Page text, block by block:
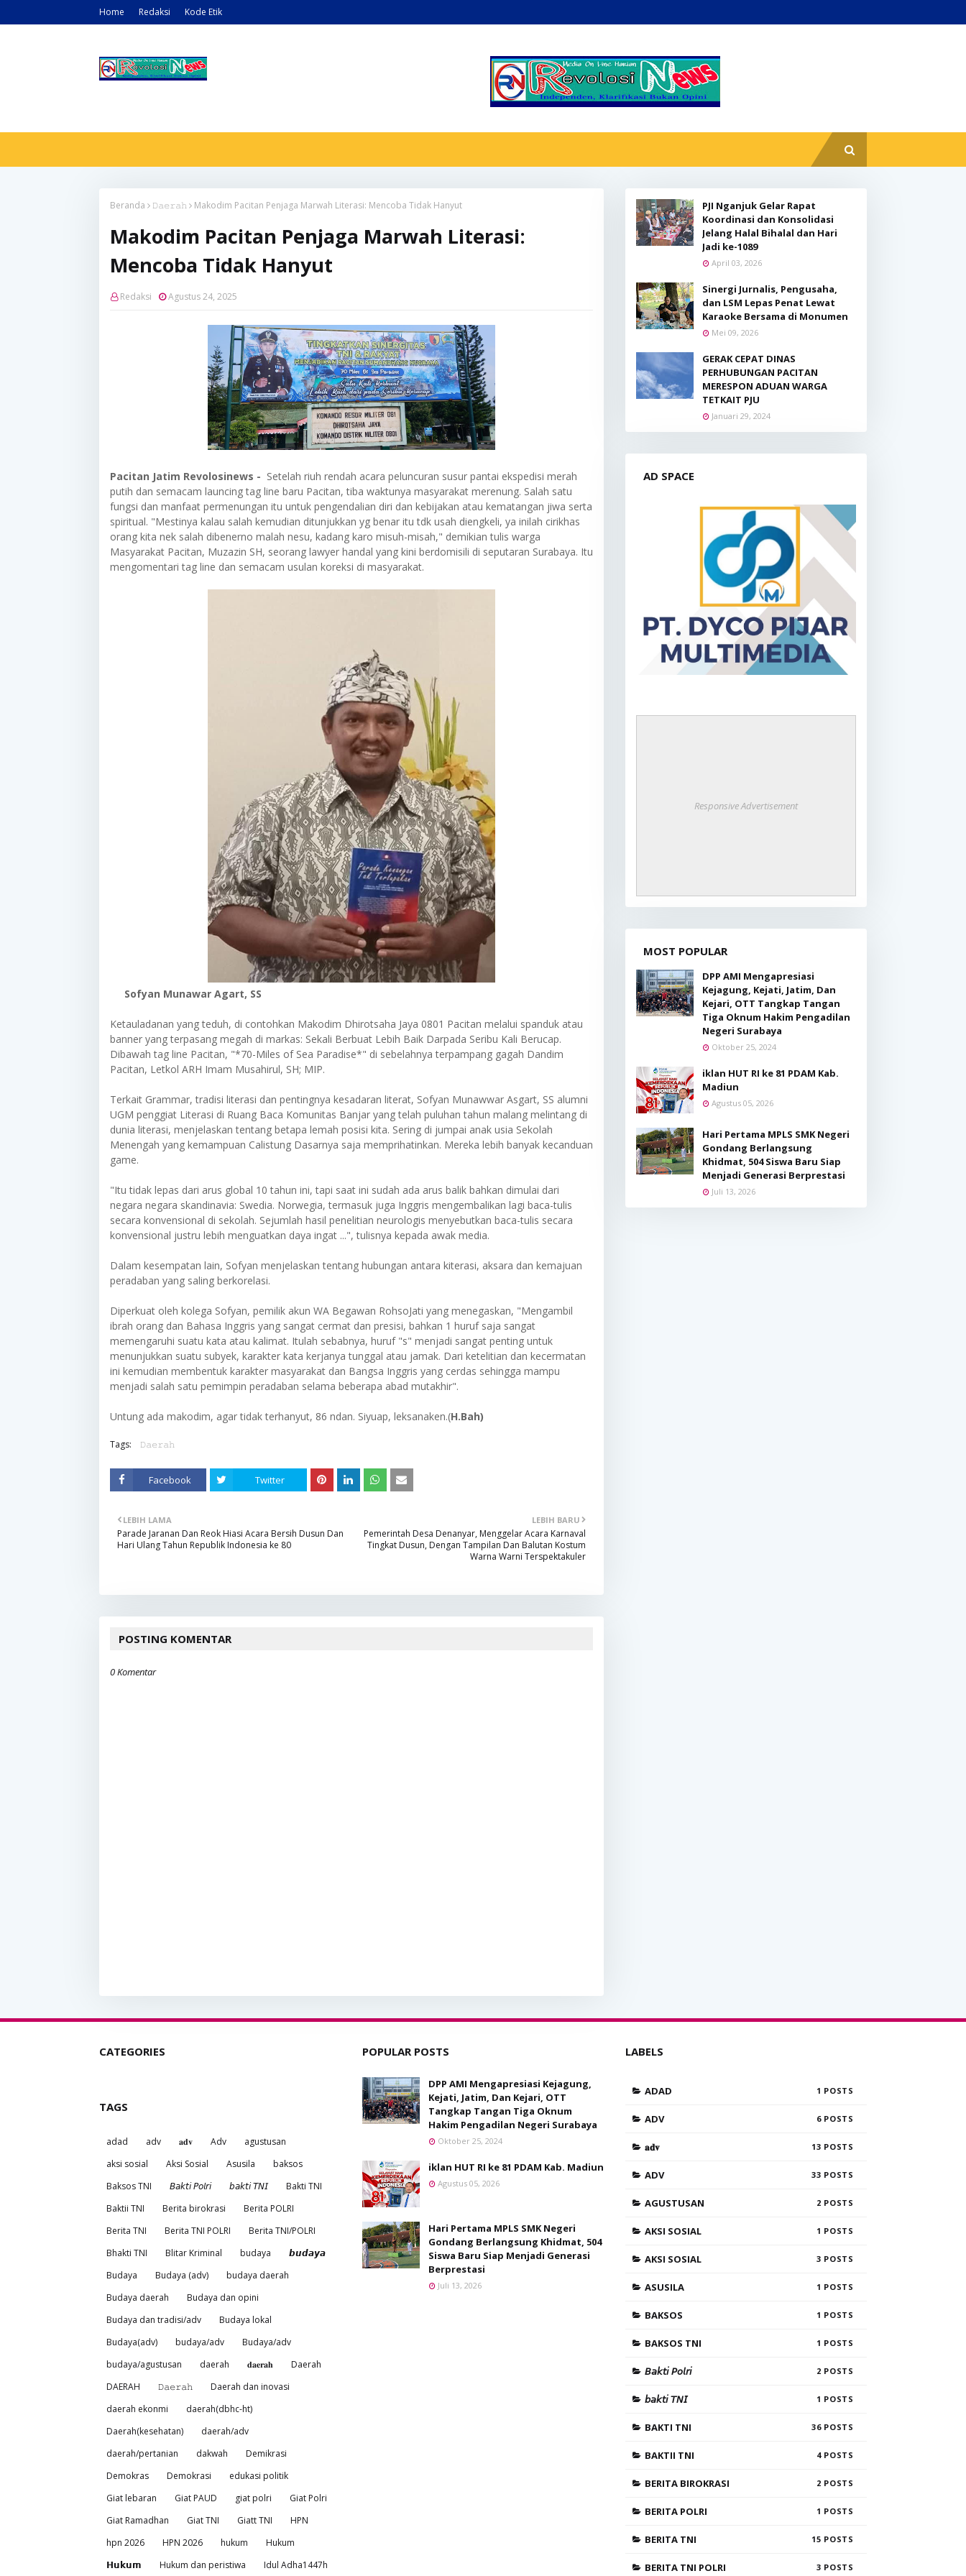
Home Redaksi Kode Etik
Beranda 𝙳𝚊𝚎𝚛𝚊𝚑 Makodim Pacitan Penjaga Marwah Literasi: Mencoba Tidak Hanyut
Makodim Pacitan Penjaga Marwah Literasi:
Mencoba Tidak Hanyut
Redaksi Agustus 24, 2025
Pacitan Jatim Revolosinews - Setelah riuh rendah acara peluncuran susur pantai ekspedisi merah
putih dan semacam launcing tag line baru Pacitan, tiba waktunya masyarakat merenung. Salah satu
fungsi dan manfaat permenungan itu untuk pengendalian diri dan kebijakan atau kematangan jiwa serta
spiritual. "Mestinya kalau salah kemudian ditunjukkan yg benar itu tdk usah diengkeli, ya inilah cirikhas
orang kita nek salah dibenerno malah nesu, kadang karo misuh-misah," demikian tulis warga
Masyarakat Pacitan, Muzazin SH, seorang lawyer handal yang kini berdomisili di seputaran Surabaya. Itu
mengomentari tag line dan semacam usulan koreksi di masyarakat.
Sofyan Munawar Agart, SS
Ketauladanan yang teduh, di contohkan Makodim Dhirotsaha Jaya 0801 Pacitan melalui spanduk atau
banner yang terpasang megah di markas: Sekali Berbuat Lebih Baik Darpada Seribu Kali Berucap.
Dibawah tag line Pacitan, "*70-Miles of Sea Paradise*" di sebelahnya terpampang gagah Dandim
Pacitan, Letkol ARH Imam Musahirul, SH; MIP.
Terkait Grammar, tradisi literasi dan pentingnya kesadaran literat, Sofyan Munawwar Asgart, SS alumni
UGM penggiat Literasi di Ruang Baca Komunitas Banjar yang telah puluhan tahun malang melintang di
dunia literasi, menjelaskan tentang betapa lemah posisi kita. Sering di jumpai anak usia Sekolah
Menengah yang kemampuan Calistung Dasarnya saja memprihatinkan. Mereka lebih banyak kecanduan
game.
"Itu tidak lepas dari arus global 10 tahun ini, tapi saat ini sudah ada arus balik bahkan dimulai dari
negara negara skandinavia: Swedia. Norwegia, termasuk juga Inggris mengembalikan lagi baca-tulis
secara konvensional di sekolah. Sejumlah hasil penelitian neurologis menyebutkan baca-tulis secara
konvensional justru lebih menguatkan daya ingat ...", tulisnya kepada awak media.
Dalam kesempatan lain, Sofyan menjelaskan tentang hubungan antara kiterasi, aksara dan kemajuan
peradaban yang saling berkorelasi.
Diperkuat oleh kolega Sofyan, pemilik akun WA Begawan RohsoJati yang menegaskan, "Mengambil
ibrah orang dan Bahasa Inggris yang sangat cermat dan presisi, bahkan 1 huruf saja sangat
memengaruhi suatu kata atau kalimat. Itulah sebabnya, huruf "s" menjadi sangat penting untuk
menunjukkan suatu subyek, karakter kata kerjanya tunggal atau jamak. Dari ketelitian dan kecermatan
ini kemudian membentuk karakter masyarakat dan Bangsa Inggris yang cerdas sehingga mampu
menjadi salah satu pemimpin peradaban selama beberapa abad mutakhir".
Untung ada makodim, agar tidak terhanyut, 86 ndan. Siyuap, leksanaken.(H.Bah)
Tags: 𝙳𝚊𝚎𝚛𝚊𝚑
Facebook Twitter
LEBIH BARU
Pemerintah Desa Denanyar, Menggelar Acara Karnaval
Tingkat Dusun, Dengan Tampilan Dan Balutan Kostum
Warna Warni Terspektakuler
LEBIH LAMA
Parade Jaranan Dan Reok Hiasi Acara Bersih Dusun Dan
Hari Ulang Tahun Republik Indonesia ke 80
POSTING KOMENTAR
0 Komentar
PJI Nganjuk Gelar Rapat
Koordinasi dan Konsolidasi
Jelang Halal Bihalal dan Hari
Jadi ke-1089
April 03, 2026
Sinergi Jurnalis, Pengusaha,
dan LSM Lepas Penat Lewat
Karaoke Bersama di Monumen
Mei 09, 2026
GERAK CEPAT DINAS
PERHUBUNGAN PACITAN
MERESPON ADUAN WARGA
TETKAIT PJU
Januari 29, 2024
AD SPACE
Responsive Advertisement
MOST POPULAR
DPP AMI Mengapresiasi
Kejagung, Kejati, Jatim, Dan
Kejari, OTT Tangkap Tangan
Tiga Oknum Hakim Pengadilan
Negeri Surabaya
Oktober 25, 2024
iklan HUT RI ke 81 PDAM Kab.
Madiun
Agustus 05, 2026
Hari Pertama MPLS SMK Negeri
Gondang Berlangsung
Khidmat, 504 Siswa Baru Siap
Menjadi Generasi Berprestasi
Juli 13, 2026
CATEGORIES
TAGS
adad adv 𝐚𝐝𝐯 Adv
agustusan
aksi sosial
Aksi Sosial Asusila
baksos
Baksos TNI
𝘉𝘢𝘬𝘵𝘪 𝘗𝘰𝘭𝘳𝘪 𝘣𝘢𝘬𝘵𝘪 𝘛𝘕𝘐
Bakti TNI
Baktii TNI
Berita birokrasi
Berita POLRI
Berita TNI
Berita TNI POLRI
Berita TNI/POLRI
Bhakti TNI
Blitar Kriminal budaya
𝙗𝙪𝙙𝙖𝙮𝙖
Budaya
Budaya (adv)
budaya daerah
Budaya daerah
Budaya dan opini
Budaya dan tradisi/adv
Budaya lokal
Budaya(adv)
budaya/adv
Budaya/adv
budaya/agustusan
daerah 𝐝𝐚𝐞𝐫𝐚𝐡
Daerah
DAERAH
𝙳𝚊𝚎𝚛𝚊𝚑
Daerah dan inovasi
daerah ekonmi
daerah(dbhc-ht)
Daerah(kesehatan)
daerah/adv
daerah/pertanian
dakwah
Demikrasi
Demokras
Demokrasi
edukasi politik
Giat lebaran
Giat PAUD giat polri
Giat Polri
Giat Ramadhan
Giat TNI Giatt TNI
HPN
hpn 2026
HPN 2026 hukum
Hukum
𝗛𝘂𝗸𝘂𝗺
Hukum dan peristiwa Idul Adha1447h
POPULAR POSTS
DPP AMI Mengapresiasi Kejagung,
Kejati, Jatim, Dan Kejari, OTT
Tangkap Tangan Tiga Oknum
Hakim Pengadilan Negeri Surabaya
Oktober 25, 2024
iklan HUT RI ke 81 PDAM Kab. Madiun
Agustus 05, 2026
Hari Pertama MPLS SMK Negeri
Gondang Berlangsung Khidmat, 504
Siswa Baru Siap Menjadi Generasi
Berprestasi
Juli 13, 2026
LABELS
ADAD 1
ADV 6
𝐚𝐝𝐯 13
ADV 33
AGUSTUSAN 2
AKSI SOSIAL 1
AKSI SOSIAL 3
ASUSILA 1
BAKSOS 1
BAKSOS TNI 1
𝘉𝘢𝘬𝘵𝘪 𝘗𝘰𝘭𝘳𝘪 2
𝘣𝘢𝘬𝘵𝘪 𝘛𝘕𝘐 1
BAKTI TNI 36
BAKTII TNI 4
BERITA BIROKRASI 2
BERITA POLRI 1
BERITA TNI 15
BERITA TNI POLRI 3